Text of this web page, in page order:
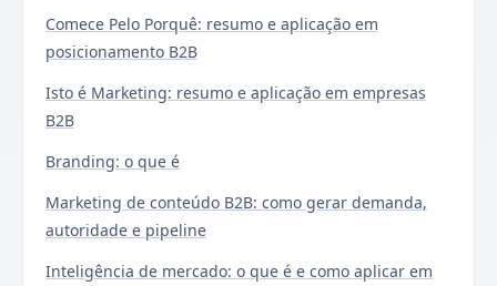
Comece Pelo Porquê: resumo e aplicação em
posicionamento B2B
Isto é Marketing: resumo e aplicação em empresas
B2B
Branding: o que é
Marketing de conteúdo B2B: como gerar demanda,
autoridade e pipeline
Inteligência de mercado: o que é e como aplicar em